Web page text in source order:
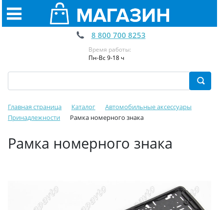
8 800 700 8253
Время работы:
Пн-Вс 9-18 ч
Главная страница Каталог
Автомобильные аксессуары
Принадлежности
Рамка номерного знака
Рамка номерного знака